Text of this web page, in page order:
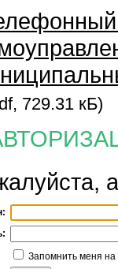
729.31 кБ)
Запомнить меня